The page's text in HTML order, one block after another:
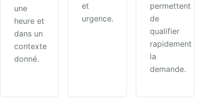
une
heure et
dans un
contexte
donné.
et
urgence.
permettent
de
qualifier
rapidement
la
demande.